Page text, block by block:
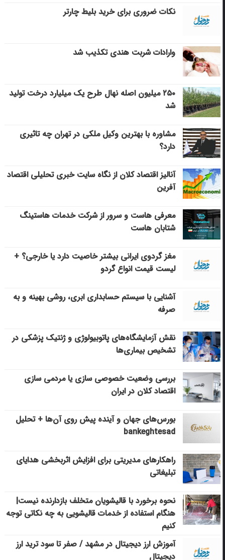
نکات ضروری برای خرید بلیط چارتر
وارادات شربت هندی تکذیب شد
۲۵۰ میلیون اصله نهال طرح یک میلیارد درخت تولید
شد
مشاوره با بهترین وکیل ملکی در تهران چه تاثیری
دارد؟
آنالیز اقتصاد کلان از نگاه سایت خبری تحلیلی اقتصاد
آفرین
معرفی هاست و سرور از شرکت خدمات هاستینگ
شتابان هاست
مغز گردوی ایرانی بیشتر خاصیت دارد یا خارجی؟ +
لیست قیمت انواع گردو
آشنایی با سیستم حسابداری ابری، روشی بهینه و به
صرفه
نقش آزمایشگاه‌های پاتوبیولوژی و ژنتیک پزشکی در
تشخیص بیماری‌ها
بررسی وضعیت خصوصی سازی یا مردمی سازی
اقتصاد کلان در ایران
بورس‌های جهان و آینده پیش روی آن‌ها + تحلیل
bankeghtesad
راهکارهای مدیریتی برای افزایش اثربخشی هدایای
تبلیغاتی
نحوه برخورد با قالیشویان متخلف بازدارنده نیست|
هنگام استفاده از خدمات قالیشویی به چه نکاتی توجه
کنیم
آموزش ارز دیجیتال در مشهد / صفر تا سود ترید ارز
دیجیتال